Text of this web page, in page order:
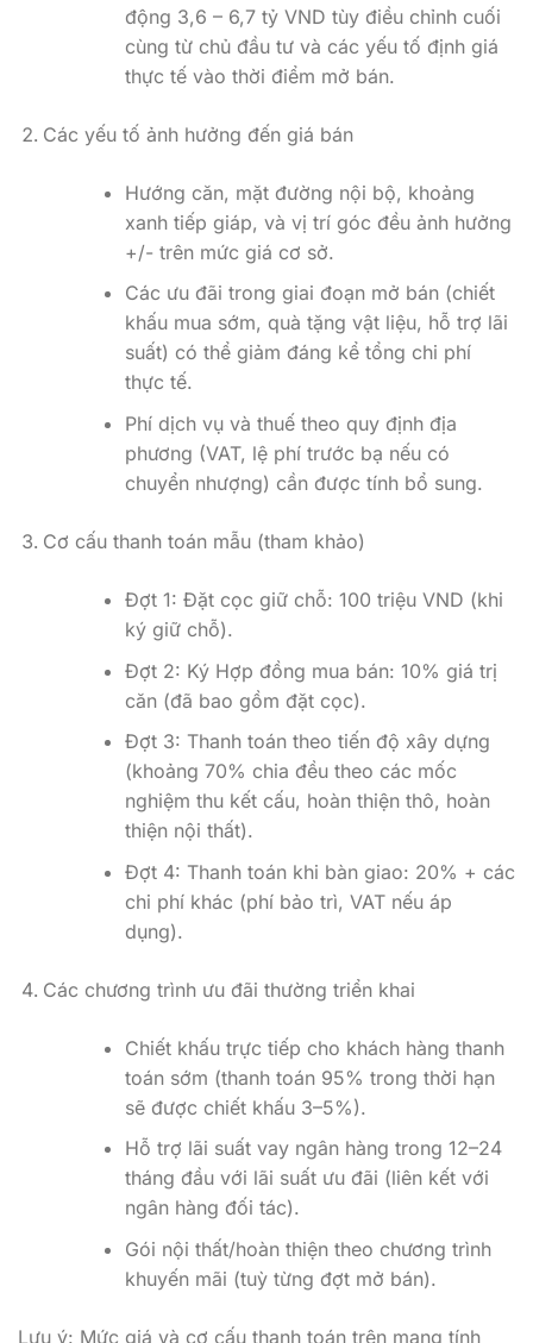
động 3,6 – 6,7 tỷ VND tùy điều chỉnh cuối
cùng từ chủ đầu tư và các yếu tố định giá
thực tế vào thời điểm mở bán.
Các yếu tố ảnh hưởng đến giá bán
Hướng căn, mặt đường nội bộ, khoảng
xanh tiếp giáp, và vị trí góc đều ảnh hưởng
+/- trên mức giá cơ sở.
Các ưu đãi trong giai đoạn mở bán (chiết
khấu mua sớm, quà tặng vật liệu, hỗ trợ lãi
suất) có thể giảm đáng kể tổng chi phí
thực tế.
Phí dịch vụ và thuế theo quy định địa
phương (VAT, lệ phí trước bạ nếu có
chuyển nhượng) cần được tính bổ sung.
Cơ cấu thanh toán mẫu (tham khảo)
Đợt 1: Đặt cọc giữ chỗ: 100 triệu VND (khi
ký giữ chỗ).
Đợt 2: Ký Hợp đồng mua bán: 10% giá trị
căn (đã bao gồm đặt cọc).
Đợt 3: Thanh toán theo tiến độ xây dựng
(khoảng 70% chia đều theo các mốc
nghiệm thu kết cấu, hoàn thiện thô, hoàn
thiện nội thất).
Đợt 4: Thanh toán khi bàn giao: 20% + các
chi phí khác (phí bảo trì, VAT nếu áp
dụng).
Các chương trình ưu đãi thường triển khai
Chiết khấu trực tiếp cho khách hàng thanh
toán sớm (thanh toán 95% trong thời hạn
sẽ được chiết khấu 3–5%).
Hỗ trợ lãi suất vay ngân hàng trong 12–24
tháng đầu với lãi suất ưu đãi (liên kết với
ngân hàng đối tác).
Gói nội thất/hoàn thiện theo chương trình
khuyến mãi (tuỳ từng đợt mở bán).
Lưu ý: Mức giá và cơ cấu thanh toán trên mang tính